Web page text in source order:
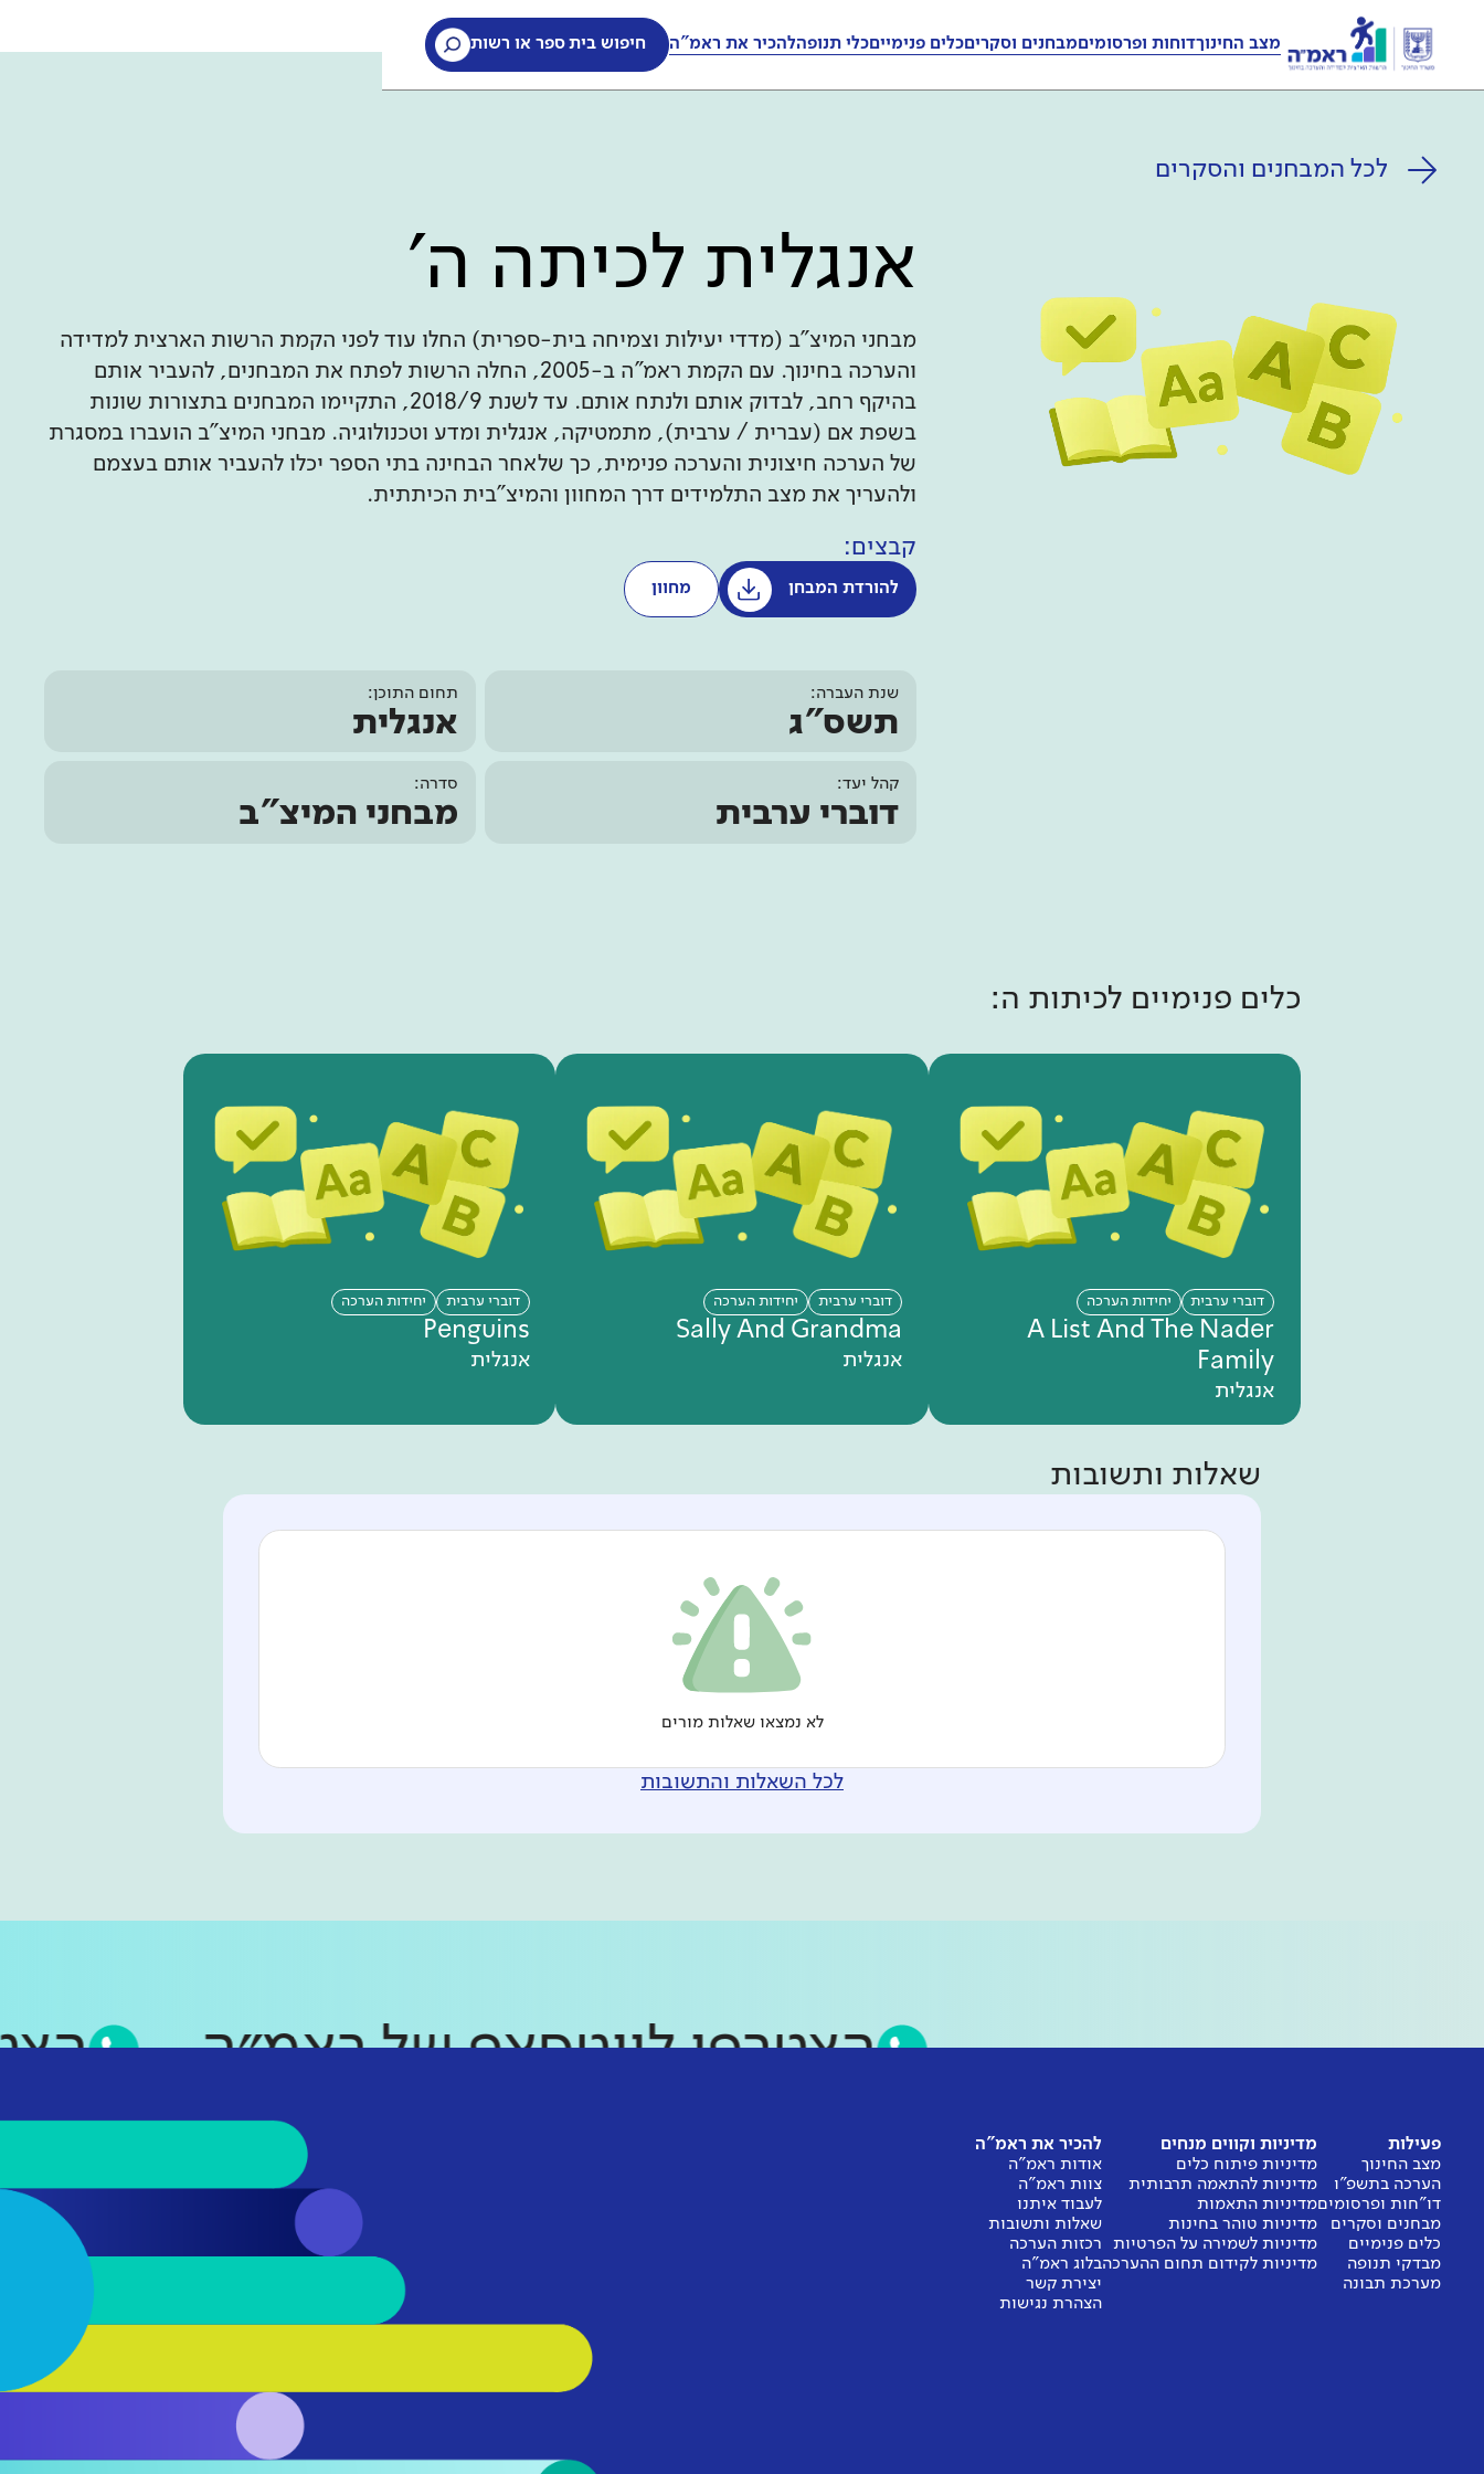
מצב החינוךדוחות ופרסומיםמבחנים וסקריםכלים פנימייםכלי תנופהלהכיר את ראמ"ה חיפוש בית ספר או רשות
לכל המבחנים והסקרים
אנגלית לכיתה ה'
מבחני המיצ"ב (מדדי יעילות וצמיחה בית-ספרית) החלו עוד לפני הקמת הרשות הארצית למדידה
והערכה בחינוך. עם הקמת ראמ"ה ב-2005, החלה הרשות לפתח את המבחנים, להעביר אותם
בהיקף רחב, לבדוק אותם ולנתח אותם. עד לשנת 2018/9, התקיימו המבחנים בתצורות שונות
בשפת אם (עברית / ערבית), מתמטיקה, אנגלית ומדע וטכנולוגיה. מבחני המיצ"ב הועברו במסגרת
של הערכה חיצונית והערכה פנימית, כך שלאחר הבחינה בתי הספר יכלו להעביר אותם בעצמם
ולהעריך את מצב התלמידים דרך המחוון והמיצ"בית הכיתתית.
קבצים:
להורדת המבחן מחוון
שנת העברה:
תשס"ג
תחום התוכן:
אנגלית
קהל יעד:
דוברי ערבית
סדרה:
מבחני המיצ"ב
כלים פנימיים לכיתות ה:
דוברי ערבית יחידות הערכה
A List And The Nader
Family
אנגלית
דוברי ערבית יחידות הערכה
Sally And Grandma
אנגלית
דוברי ערבית יחידות הערכה
Penguins
אנגלית
שאלות ותשובות
לא נמצאו שאלות מורים
לכל השאלות והתשובות
הצטרפו לווטסאפ של ראמ״ה
פעילות
מצב החינוך
הערכה בתשפ"ו
דו"חות ופרסומים
מבחנים וסקרים
כלים פנימיים
מבדקי תנופה
מערכת תבונה
מדיניות וקווים מנחים
מדיניות פיתוח כלים
מדיניות להתאמה תרבותית
מדיניות התאמות
מדיניות טוהר בחינות
מדיניות לשמירה על הפרטיות
מדיניות לקידום תחום ההערכה
להכיר את ראמ"ה
אודות ראמ"ה
צוות ראמ"ה
לעבוד איתנו
שאלות ותשובות
רכזות הערכה
בלוג ראמ"ה
יצירת קשר
הצהרת נגישות